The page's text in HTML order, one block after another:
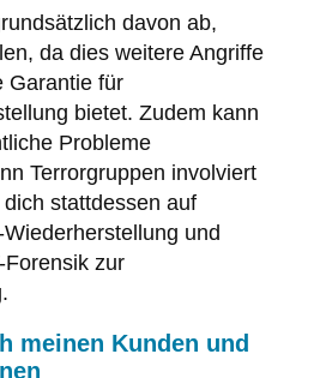
davon ab,
da dies weitere Angriffe
Garantie für
bietet. Zudem kann
Probleme
Terrorgruppen involviert
stattdessen auf
und
Forensik zur
meinen Kunden und